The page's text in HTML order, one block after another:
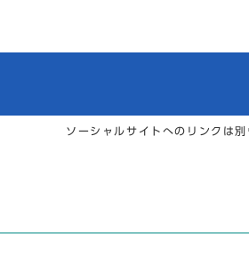
ソーシャルサイトへのリンクは